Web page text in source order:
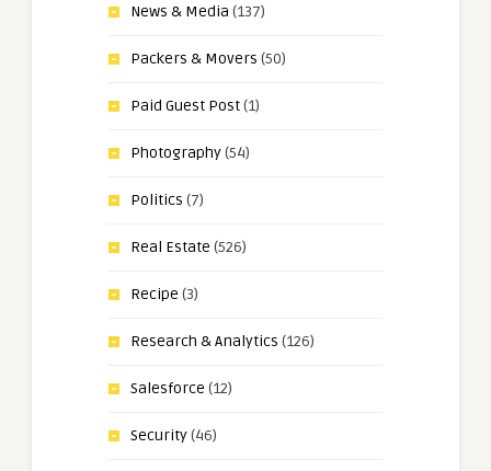
News & Media (137)
Packers & Movers (50)
Paid Guest Post(1)
Photography(54)
Politics (7)
Real Estate (526)
Recipe (3)
Research & Analytics (126)
Salesforce (12)
Security(46)